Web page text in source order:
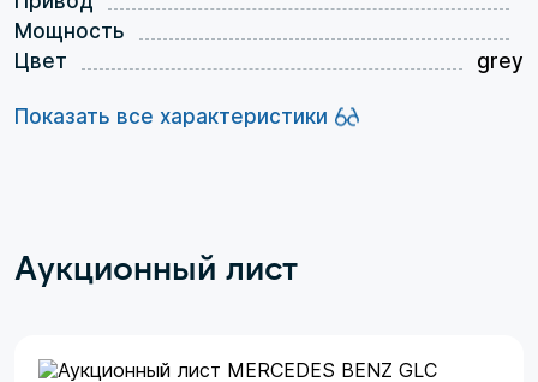
Мощность
Цвет
grey
Показать все характеристики
Аукционный лист